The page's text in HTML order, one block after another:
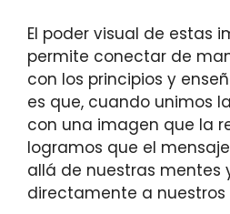
El poder visual de estas
permite conectar de
con los principios y
es que, cuando unimos
con una imagen que la
logramos que el
allá de nuestras mentes
directamente a nuestros